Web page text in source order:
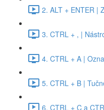
2. ALT + ENTER |
3. CTRL + , |
4. CTRL + A |
5. CTRL + B |
6. CTRL + C a